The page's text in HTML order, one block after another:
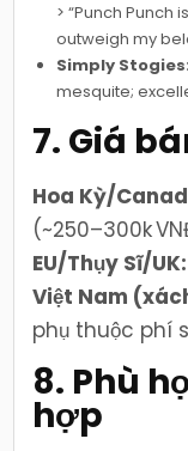
> “Punch
outweigh my
Simply Stogies:
mesquite;
7. Giá
Hoa Kỳ/
(~250–300k
EU/Thụy Sĩ/UK:
Việt Nam
phụ thuộc phí
8. Phù
hợp